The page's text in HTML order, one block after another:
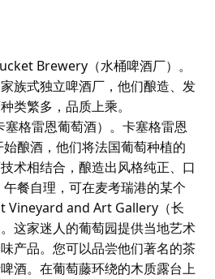
Brewery（水桶啤酒厂）。
族式独立啤酒厂，他们酿造、发
类繁多，品质上乘。
格雷恩葡萄酒）。卡塞格雷恩
酿酒，他们将法国葡萄种植的
术相结合，酿造出风格纯正、口
餐自理，可在麦考瑞港的某个
Vineyard and Art Gallery（长
这家迷人的葡萄园提供当地艺术
产品。您可以品尝他们著名的茶
酒。在葡萄藤环绕的木质露台上